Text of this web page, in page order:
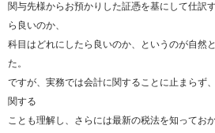
関与先様からお預かりした証憑を基にして仕訳
ら良いのか、
科目はどれにしたら良いのか、というのが自然
た。
ですが、実務では会計に関することに止まらず
関する
ことも理解し、さらには最新の税法を知ってお